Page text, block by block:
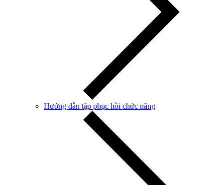
Hướng dẫn tập phục hồi chức năng